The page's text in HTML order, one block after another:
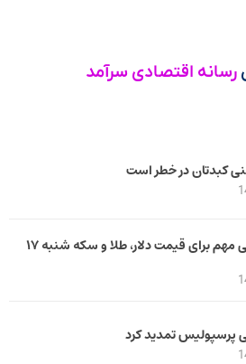
رسانه اقتصادی سرآمد
کبدتان در خطر است
یک پیش ‌بینی مهم برای قیمت دلار، طلا و سکه شنبه ۱۷
پرسپولیس تمدید کرد